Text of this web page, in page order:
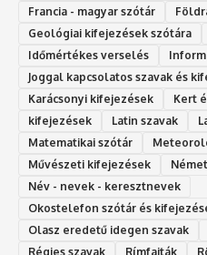
Francia - magyar szótár
Geológiai kifejezések szótára
Időmértékes verselés
Joggal kapcsolatos szavak és
Karácsonyi kifejezések
Kert
kifejezések
Latin szavak
Matematikai szótár
Művészeti kifejezések
Név - nevek - keresztnevek
Okostelefon szótár és
Olasz eredetű idegen szavak
Régies szavak
Rímfajták